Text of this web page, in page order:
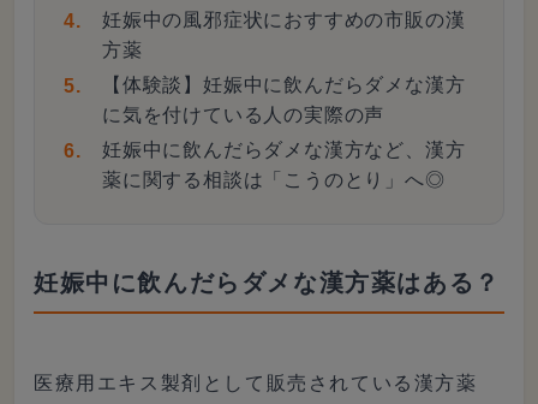
妊娠中の風邪症状におすすめの市販の漢
方薬
【体験談】妊娠中に飲んだらダメな漢方
に気を付けている人の実際の声
妊娠中に飲んだらダメな漢方など、漢方
薬に関する相談は「こうのとり」へ◎
妊娠中に飲んだらダメな漢方薬はある？
医療用エキス製剤として販売されている漢方薬